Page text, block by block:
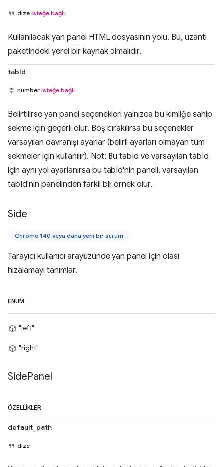
dize isteğe bağlı
Kullanılacak yan panel HTML dosyasının yolu. Bu, uzantı
paketindeki yerel bir kaynak olmalıdır.
tabId
number isteğe bağlı
Belirtilirse yan panel seçenekleri yalnızca bu kimliğe sahip
sekme için geçerli olur. Boş bırakılırsa bu seçenekler
varsayılan davranışı ayarlar (belirli ayarları olmayan tüm
sekmeler için kullanılır). Not: Bu tabId ve varsayılan tabId
için aynı yol ayarlanırsa bu tabId'nin paneli, varsayılan
tabId'nin panelinden farklı bir örnek olur.
Side
Chrome 140 veya daha yeni bir sürüm
Tarayıcı kullanıcı arayüzünde yan panel için olası
hizalamayı tanımlar.
ENUM
"left"
"right"
SidePanel
ÖZELLIKLER
default_path
dize